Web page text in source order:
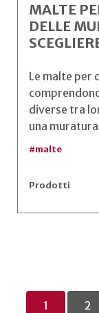
MALTE
DELLE
Le malte per
diverse tra
una
#malte
Prodotti
1 2